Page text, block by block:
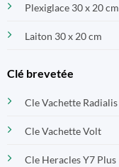
Plexiglace 30 x 20 cm
Laiton 30 x 20 cm
Clé brevetée
Cle Vachette Radialis
Cle Vachette Volt
Cle Heracles Y7 Plus